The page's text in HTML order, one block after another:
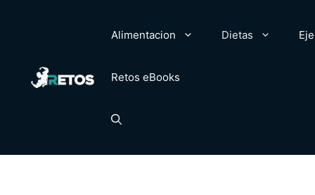
Alimentacion Dietas
Retos eBooks